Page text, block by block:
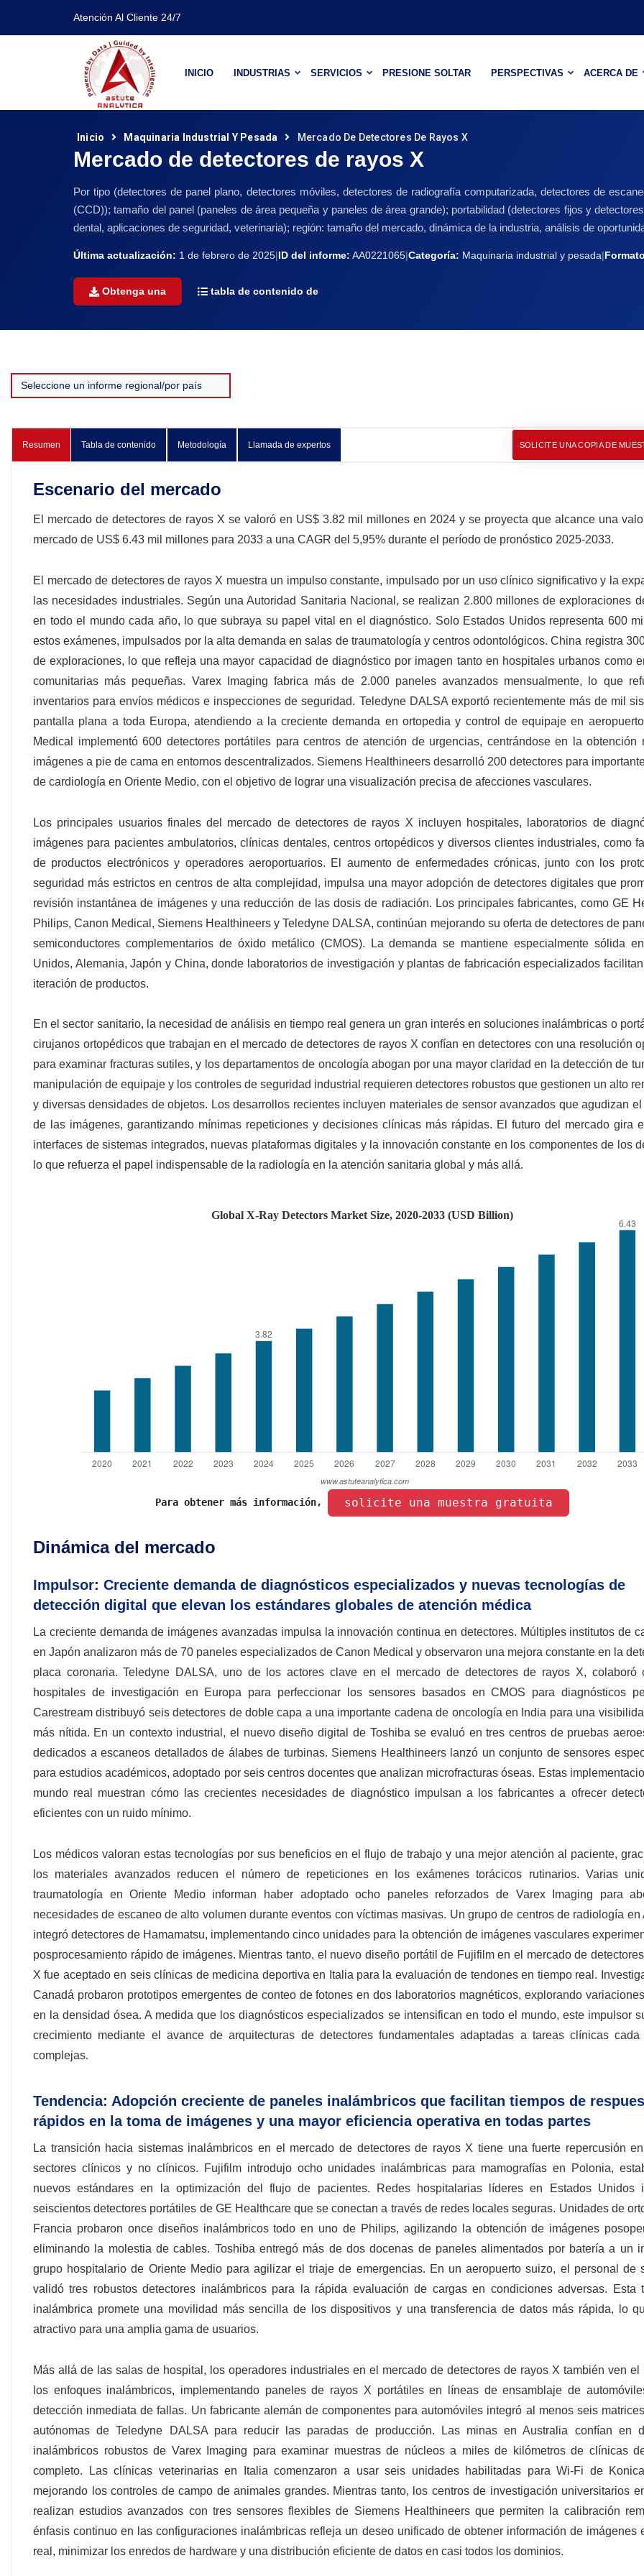
Atención Al Cliente 24/7
INICIO INDUSTRIAS SERVICIOS PRESIONE SOLTAR PERSPECTIVAS ACERCA DE
Inicio Maquinaria Industrial Y Pesada Mercado De Detectores De Rayos X
Mercado de detectores de rayos X
Por tipo (detectores de panel plano, detectores móviles, detectores de radiografía computarizada, detectores de
(CCD)); tamaño del panel (paneles de área pequeña y paneles de área grande); portabilidad (detectores fijos y
dental, aplicaciones de seguridad, veterinaria); región: tamaño del mercado, dinámica de la industria, análisis de
Última actualización: 1 de febrero de 2025|ID del informe: AA0221065|Categoría: Maquinaria industrial y pesada|
Obtenga una tabla de contenido de
Resumen Tabla de contenido Metodología Llamada de expertos SOLICITE UNA COPIA DE
Escenario del mercado
El mercado de detectores de rayos X se valoró en US$ 3.82 mil millones en 2024 y se proyecta que alcance una
mercado de US$ 6.43 mil millones para 2033 a una CAGR del 5,95% durante el período de pronóstico 2025-2033.
El mercado de detectores de rayos X muestra un impulso constante, impulsado por un uso clínico significativo y la
las necesidades industriales. Según una Autoridad Sanitaria Nacional, se realizan 2.800 millones de exploraciones
en todo el mundo cada año, lo que subraya su papel vital en el diagnóstico. Solo Estados Unidos representa 600
estos exámenes, impulsados ​​por la alta demanda en salas de traumatología y centros odontológicos. China registra
de exploraciones, lo que refleja una mayor capacidad de diagnóstico por imagen tanto en hospitales urbanos como
comunitarias más pequeñas. Varex Imaging fabrica más de 2.000 paneles avanzados mensualmente, lo que
inventarios para envíos médicos e inspecciones de seguridad. Teledyne DALSA exportó recientemente más de mil
pantalla plana a toda Europa, atendiendo a la creciente demanda en ortopedia y control de equipaje en
Medical implementó 600 detectores portátiles para centros de atención de urgencias, centrándose en la obtención
imágenes a pie de cama en entornos descentralizados. Siemens Healthineers desarrolló 200 detectores para
de cardiología en Oriente Medio, con el objetivo de lograr una visualización precisa de afecciones vasculares.
Los principales usuarios finales del mercado de detectores de rayos X incluyen hospitales, laboratorios de
imágenes para pacientes ambulatorios, clínicas dentales, centros ortopédicos y diversos clientes industriales, como
de productos electrónicos y operadores aeroportuarios. El aumento de enfermedades crónicas, junto con los
seguridad más estrictos en centros de alta complejidad, impulsa una mayor adopción de detectores digitales que
revisión instantánea de imágenes y una reducción de las dosis de radiación. Los principales fabricantes, como GE
Philips, Canon Medical, Siemens Healthineers y Teledyne DALSA, continúan mejorando su oferta de detectores de
semiconductores complementarios de óxido metálico (CMOS). La demanda se mantiene especialmente sólida
Unidos, Alemania, Japón y China, donde laboratorios de investigación y plantas de fabricación especializados
iteración de productos.
En el sector sanitario, la necesidad de análisis en tiempo real genera un gran interés en soluciones inalámbricas o
cirujanos ortopédicos que trabajan en el mercado de detectores de rayos X confían en detectores con una resolución
para examinar fracturas sutiles, y los departamentos de oncología abogan por una mayor claridad en la detección de
manipulación de equipaje y los controles de seguridad industrial requieren detectores robustos que gestionen un alto
y diversas densidades de objetos. Los desarrollos recientes incluyen materiales de sensor avanzados que agudizan el
de las imágenes, garantizando mínimas repeticiones y decisiones clínicas más rápidas. El futuro del mercado gira
interfaces de sistemas integrados, nuevas plataformas digitales y la innovación constante en los componentes de los
lo que refuerza el papel indispensable de la radiología en la atención sanitaria global y más allá.
Para obtener más información, solicite una muestra gratuita
Dinámica del mercado
Impulsor: Creciente demanda de diagnósticos especializados y nuevas tecnologías de
detección digital que elevan los estándares globales de atención médica
La creciente demanda de imágenes avanzadas impulsa la innovación continua en detectores. Múltiples institutos de
en Japón analizaron más de 70 paneles especializados de Canon Medical y observaron una mejora constante en la
placa coronaria. Teledyne DALSA, uno de los actores clave en el mercado de detectores de rayos X, colaboró
hospitales de investigación en Europa para perfeccionar los sensores basados ​​en CMOS para diagnósticos
Carestream distribuyó seis detectores de doble capa a una importante cadena de oncología en India para una
más nítida. En un contexto industrial, el nuevo diseño digital de Toshiba se evaluó en tres centros de pruebas
dedicados a escaneos detallados de álabes de turbinas. Siemens Healthineers lanzó un conjunto de sensores
para estudios académicos, adoptado por seis centros docentes que analizan microfracturas óseas. Estas
mundo real muestran cómo las crecientes necesidades de diagnóstico impulsan a los fabricantes a ofrecer
eficientes con un ruido mínimo.
Los médicos valoran estas tecnologías por sus beneficios en el flujo de trabajo y una mejor atención al paciente,
los materiales avanzados reducen el número de repeticiones en los exámenes torácicos rutinarios. Varias
traumatología en Oriente Medio informan haber adoptado ocho paneles reforzados de Varex Imaging para
necesidades de escaneo de alto volumen durante eventos con víctimas masivas. Un grupo de centros de radiología en
integró detectores de Hamamatsu, implementando cinco unidades para la obtención de imágenes vasculares
posprocesamiento rápido de imágenes. Mientras tanto, el nuevo diseño portátil de Fujifilm en el mercado de
X fue aceptado en seis clínicas de medicina deportiva en Italia para la evaluación de tendones en tiempo real.
Canadá probaron prototipos emergentes de conteo de fotones en dos laboratorios magnéticos, explorando
en la densidad ósea. A medida que los diagnósticos especializados se intensifican en todo el mundo, este impulsor
crecimiento mediante el avance de arquitecturas de detectores fundamentales adaptadas a tareas clínicas
complejas.
Tendencia: Adopción creciente de paneles inalámbricos que facilitan tiempos de
rápidos en la toma de imágenes y una mayor eficiencia operativa en todas partes
La transición hacia sistemas inalámbricos en el mercado de detectores de rayos X tiene una fuerte repercusión
sectores clínicos y no clínicos. Fujifilm introdujo ocho unidades inalámbricas para mamografías en Polonia,
nuevos estándares en la optimización del flujo de pacientes. Redes hospitalarias líderes en Estados Unidos
seiscientos detectores portátiles de GE Healthcare que se conectan a través de redes locales seguras. Unidades de
Francia probaron once diseños inalámbricos todo en uno de Philips, agilizando la obtención de imágenes
eliminando la molestia de cables. Toshiba entregó más de dos docenas de paneles alimentados por batería a un
grupo hospitalario de Oriente Medio para agilizar el triaje de emergencias. En un aeropuerto suizo, el personal de
validó tres robustos detectores inalámbricos para la rápida evaluación de cargas en condiciones adversas. Esta
inalámbrica promete una movilidad más sencilla de los dispositivos y una transferencia de datos más rápida, lo
atractivo para una amplia gama de usuarios.
Más allá de las salas de hospital, los operadores industriales en el mercado de detectores de rayos X también ven el
los enfoques inalámbricos, implementando paneles de rayos X portátiles en líneas de ensamblaje de
detección inmediata de fallas. Un fabricante alemán de componentes para automóviles integró al menos seis
autónomas de Teledyne DALSA para reducir las paradas de producción. Las minas en Australia confían en
inalámbricos robustos de Varex Imaging para examinar muestras de núcleos a miles de kilómetros de clínicas
completo. Las clínicas veterinarias en Italia comenzaron a usar seis unidades habilitadas para Wi-Fi de
mejorando los controles de campo de animales grandes. Mientras tanto, los centros de investigación universitarios
realizan estudios avanzados con tres sensores flexibles de Siemens Healthineers que permiten la calibración
énfasis continuo en las configuraciones inalámbricas refleja un deseo unificado de obtener información de imágenes
real, minimizar los enredos de hardware y una distribución eficiente de datos en casi todos los dominios.